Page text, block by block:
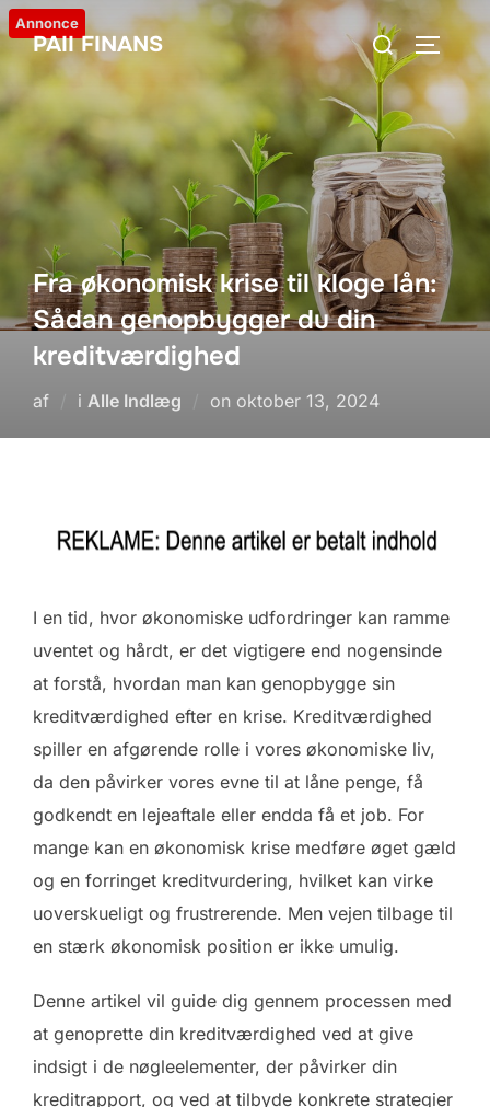
Videre
til
indhold
PAII FINANS
Søg
efter:
Annonce
Fra økonomisk krise til kloge lån:
Sådan genopbygger du din
kreditværdighed
af i Alle Indlæg on Udgivet
oktober 13, 2024
I en tid, hvor økonomiske udfordringer kan ramme
uventet og hårdt, er det vigtigere end nogensinde
at forstå, hvordan man kan genopbygge sin
kreditværdighed efter en krise. Kreditværdighed
spiller en afgørende rolle i vores økonomiske liv,
da den påvirker vores evne til at låne penge, få
godkendt en lejeaftale eller endda få et job. For
mange kan en økonomisk krise medføre øget gæld
og en forringet kreditvurdering, hvilket kan virke
uoverskueligt og frustrerende. Men vejen tilbage til
en stærk økonomisk position er ikke umulig.
Denne artikel vil guide dig gennem processen med
at genoprette din kreditværdighed ved at give
indsigt i de nøgleelementer, der påvirker din
kreditrapport, og ved at tilbyde konkrete strategier